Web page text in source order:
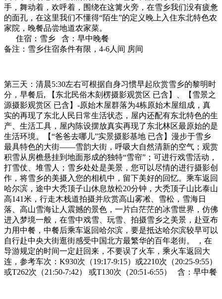
手，舞动着，欢呼着，围绕在这篝火旁，在雪乡我们没有疲惫
的面孔，在这里我们不懂得“陌生”的定义晚上入住东北特色农
家院，晚餐品尝地道农家菜。
住宿：雪乡 含：早中晚餐
备注：雪乡住宿条件有限，4-6人间 房间
第三天：清晨5:30左右可根据自身习惯早起欣赏雪乡的黎明时
分，早餐后, 【东北民俗木刻楞摄影观赏区 已含】、【雪景之
源摄影观赏区 已含】-原始木屋群落为4栋原始木屋组成，真
实的再现了东北人民日常生活状态，屋内还配有东北特色的生
产、生活工具，屋内陈设摆放真实再现了东北林区最原始的是
生活环境。【“爸爸去哪儿”实景摄影基地 已含】漫步于雪乡
最具特色的大街——雪韵大街，呼吸大自然清新的空气；观赏
积雪从房檐悬挂到地面形成的独特“雪帘”；可进行戏雪活动，
打雪仗、堆雪人；雪乡处处是美景，您可以尽情的进行摄影创
作，将雪乡的美摄入您的相机中，留下美好的回忆。乘车返回
哈尔滨，途中大秃顶子山休息放松20分钟，大秃顶子山比泰山
高141米，行走木栈道拍摄并欣赏高山雾凇、雪松，雪海日
落、高山雪海让人震撼的景色，一片白茫茫的冰雪世界，仿佛
进入梦境一般，在雪中戏雪、玩雪、拍摄雪乡之美景，赴亚布
力用中餐，中餐后乘车返回哈尔滨，要是抵达哈尔滨较早可以
自行赴中央大街逛街感受中国北方最繁华的百年老街。 ，在
导游规定的时间一定赶回来，不要误了火车，乘火车返回大
连，参考车次：K930次（19:17-9:15）或2210次（20:25-9:55）
或T262次（21:50-7:42） 或T130次（20:51-6:55） 含：早中餐